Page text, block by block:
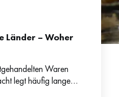
Länder – Woher
Waren
legt häufig lange